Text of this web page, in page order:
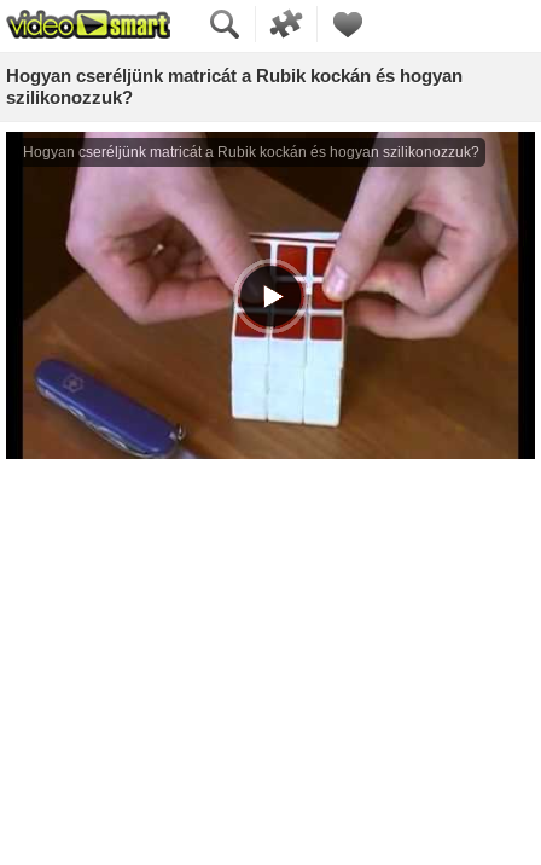
Hogyan cseréljünk matricát a Rubik kockán és hogyan
szilikonozzuk?